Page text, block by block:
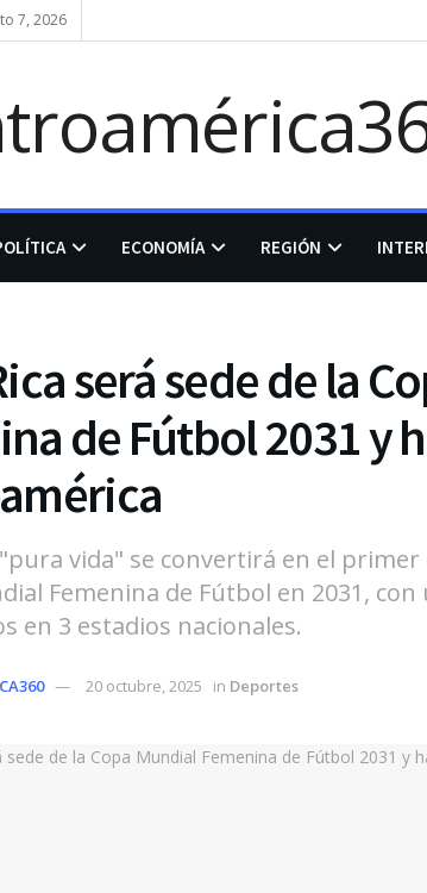
7, 2026
ECONOMÍA REGIÓN
será sede de la
de Fútbol 2031 y
"pura vida" se convertirá en el
Femenina de Fútbol en 2031,
en 3 estadios nacionales.
20 octubre, 2025 in Deportes